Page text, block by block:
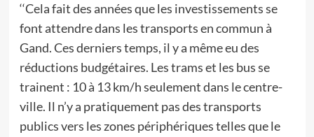
‘‘Cela fait des années que les investissements se
font attendre dans les transports en commun à
Gand. Ces derniers temps, il y a même eu des
réductions budgétaires. Les trams et les bus se
trainent : 10 à 13 km/h seulement dans le centre-
ville. Il n’y a pratiquement pas des transports
publics vers les zones périphériques telles que le